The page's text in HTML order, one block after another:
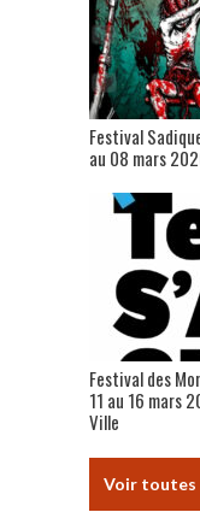
Festival
au 08 mars
Festival des
11 au 16 mars
Ville
Voir toutes